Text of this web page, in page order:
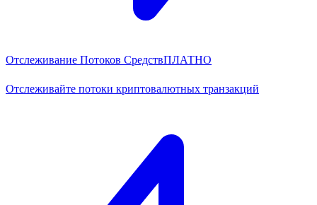
Отслеживание Потоков СредствПЛАТНО
Отслеживайте потоки криптовалютных транзакций